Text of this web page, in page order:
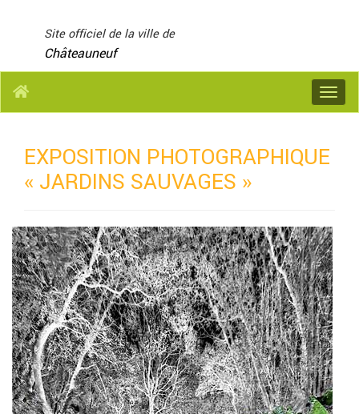
Site officiel de la ville de
Châteauneuf
Menu
EXPOSITION PHOTOGRAPHIQUE
« JARDINS SAUVAGES »